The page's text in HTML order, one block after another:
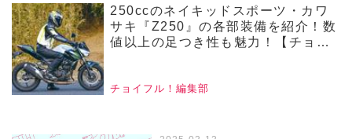
250ccのネイキッドスポーツ・カワ
サキ『Z250』の各部装備を紹介！数
値以上の足つき性も魅力！【チョイ
チョイフル！編集部